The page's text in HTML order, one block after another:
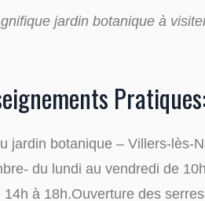
jardin botanique à
jardin botanique – Villers-lès-
du lundi au vendredi de
à 18h.Ouverture des